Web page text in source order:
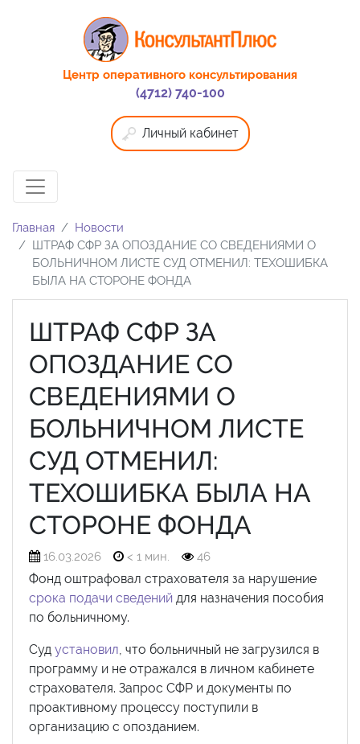
Центр оперативного консультирования
(4712) 740-100
Личный кабинет
Главная
Новости
ШТРАФ СФР ЗА ОПОЗДАНИЕ СО СВЕДЕНИЯМИ О
БОЛЬНИЧНОМ ЛИСТЕ СУД ОТМЕНИЛ: ТЕХОШИБКА
БЫЛА НА СТОРОНЕ ФОНДА
ШТРАФ СФР ЗА
ОПОЗДАНИЕ СО
СВЕДЕНИЯМИ О
БОЛЬНИЧНОМ ЛИСТЕ
СУД ОТМЕНИЛ:
ТЕХОШИБКА БЫЛА НА
СТОРОНЕ ФОНДА
16.03.2026 < 1 мин. 46
Фонд оштрафовал страхователя за нарушение
срока подачи сведений для назначения пособия
по больничному.
Суд установил, что больничный не загрузился в
программу и не отражался в личном кабинете
страхователя. Запрос СФР и документы по
проактивному процессу поступили в
организацию с опозданием.